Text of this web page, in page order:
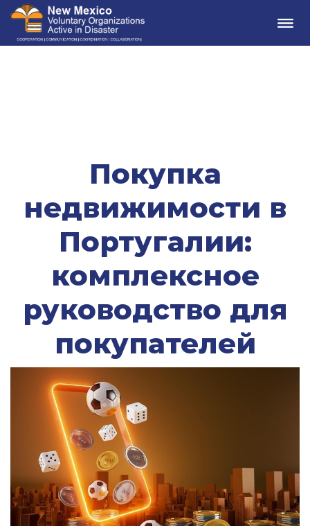
Покупка
недвижимости в
Португалии:
комплексное
руководство для
покупателей